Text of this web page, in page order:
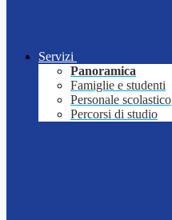
Servizi
Panoramica
Famiglie e studenti
Personale scolastico
Percorsi di studio